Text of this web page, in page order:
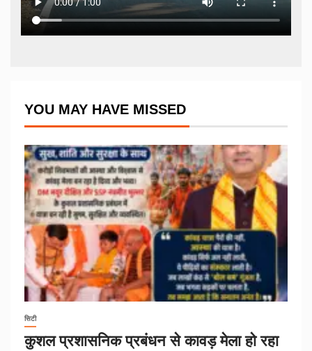
YOU MAY HAVE MISSED
सिटी
कुशल प्रशासनिक प्रबंधन से कावड़ मेला हो रहा